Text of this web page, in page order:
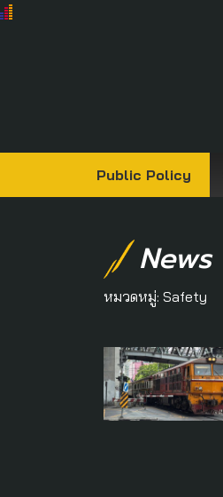
Public Policy
News
หมวดหมู่: Safety